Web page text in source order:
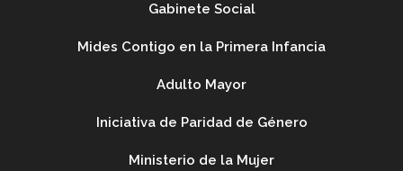
Gabinete Social
Mides Contigo en la Primera Infancia
Adulto Mayor
Iniciativa de Paridad de Género
Ministerio de la Mujer